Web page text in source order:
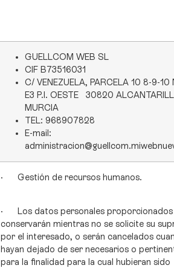
GUELLCOM WEB SL
CIF B73516031
C/ VENEZUELA, PARCELA 10 8-9-10
E3 P.I. OESTE 30820
MURCIA
TEL: 968907828
E-mail:
· Gestión de recursos humanos.
· Los datos personales proporcionados
conservarán mientras no se solicite su
por el interesado, o serán cancelados
hayan dejado de ser necesarios o
para la finalidad para la cual hubieran sido